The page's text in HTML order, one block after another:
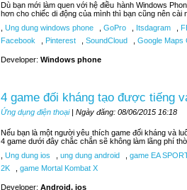
Dù bạn mới làm quen với hệ điều hành Windows
hơn cho chiếc di động của mình thì bạn cũng nên cài
Ung dung windows phone GoPro Itsdagram
Facebook
Pinterest SoundCloud Google Maps
Developer: Windows phone
4 game đối kháng tạo được tiếng
Ứng dụng điện thoại| Ngày đăng: 08/06/2015 16:18
Nếu bạn là một người yêu thích game đối kháng và
4 game dưới đây chắc chắn sẽ không làm lãng phí
Ung dung ios ung dung android
game EA
2K
game Mortal Kombat X
Developer: Android, ios